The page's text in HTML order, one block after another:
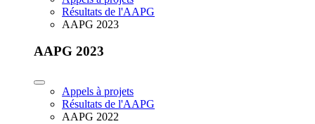
Résultats de l'AAPG
AAPG 2023
AAPG 2023
Appels à projets
Résultats de l'AAPG
AAPG 2022